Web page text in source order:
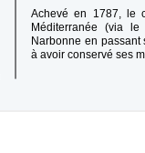
Achevé en 1787, le
Méditerranée (via
Narbonne en
à avoir conservé ses